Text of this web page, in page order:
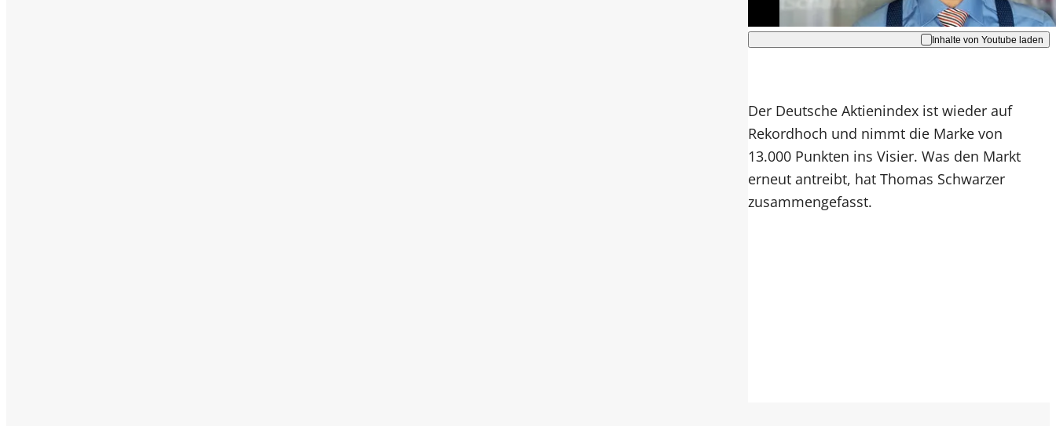
Inhalte von Youtube laden
Der Deutsche Aktienindex ist wieder auf
Rekordhoch und nimmt die Marke von
13.000 Punkten ins Visier. Was den Markt
erneut antreibt, hat Thomas Schwarzer
zusammengefasst.